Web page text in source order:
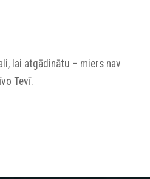
lai atgādinātu – miers nav
Tevī.